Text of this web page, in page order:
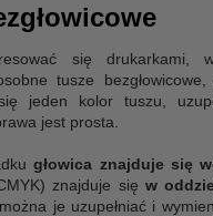
się drukarkami,
tusze
jeden kolor tuszu,
jest prosta.
głowica znajduje się
znajduje sięw
je uzupełniać i